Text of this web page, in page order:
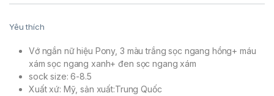
Yêu thích
Vớ ngắn nữ hiệu Pony, 3 màu trắng sọc ngang hồng+ máu
xám sọc ngang xanh+ đen sọc ngang xám
sock size: 6-8.5
Xuất xứ: Mỹ, sản xuất:Trung Quốc